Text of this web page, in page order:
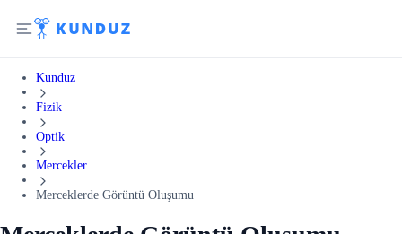
Kunduz
Fizik
Optik
Mercekler
Merceklerde Görüntü Oluşumu